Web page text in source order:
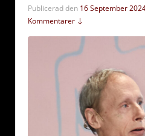
Publicerad den 16 September
Kommentarer ↓